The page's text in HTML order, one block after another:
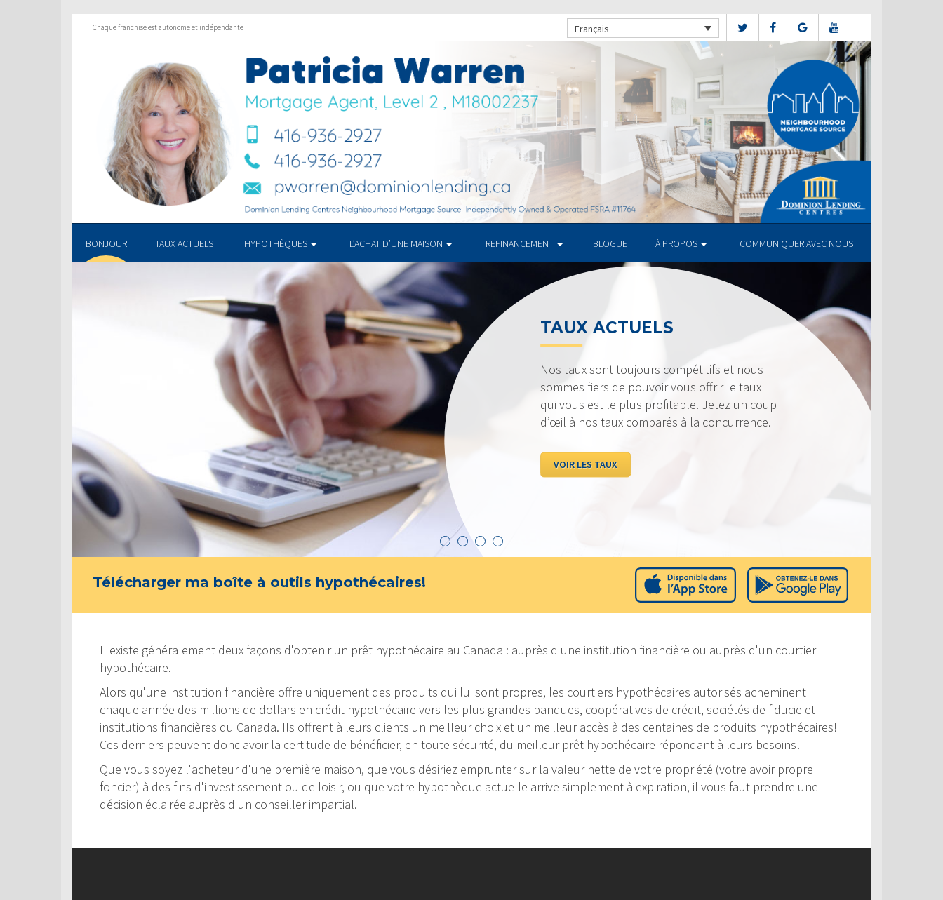
Chaque franchise est autonome et indépendante Français
BONJOUR TAUX ACTUELS HYPOTHÈQUES L’ACHAT D’UNE MAISON REFINANCEMENT BLOGUE À PROPOS COMMUNIQUER AVEC NOUS
TAUX ACTUELS
Nos taux sont toujours compétitifs et nous
sommes fiers de pouvoir vous offrir le taux
qui vous est le plus profitable. Jetez un coup
d’œil à nos taux comparés à la concurrence.
VOIR LES TAUX
Télécharger ma boîte à outils hypothécaires!
Il existe généralement deux façons d'obtenir un prêt hypothécaire au Canada : auprès d'une institution financière ou auprès d'un courtier
hypothécaire.
Alors qu'une institution financière offre uniquement des produits qui lui sont propres, les courtiers hypothécaires autorisés acheminent
chaque année des millions de dollars en crédit hypothécaire vers les plus grandes banques, coopératives de crédit, sociétés de fiducie et
institutions financières du Canada. Ils offrent à leurs clients un meilleur choix et un meilleur accès à des centaines de produits hypothécaires!
Ces derniers peuvent donc avoir la certitude de bénéficier, en toute sécurité, du meilleur prêt hypothécaire répondant à leurs besoins!
Que vous soyez l'acheteur d'une première maison, que vous désiriez emprunter sur la valeur nette de votre propriété (votre avoir propre
foncier) à des fins d'investissement ou de loisir, ou que votre hypothèque actuelle arrive simplement à expiration, il vous faut prendre une
décision éclairée auprès d'un conseiller impartial.